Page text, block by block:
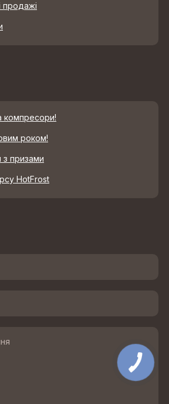
продажі
компресори!
роком!
з призами
HotFrost